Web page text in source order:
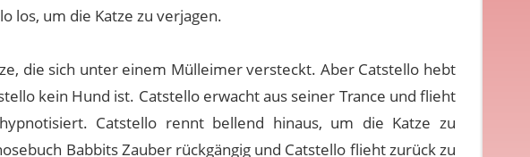
los, um die Katze zu verjagen.
die sich unter einem Mülleimer versteckt. Aber Catstello hebt
kein Hund ist. Catstello erwacht aus seiner Trance und flieht
Catstello rennt bellend hinaus, um die Katze zu
Babbits Zauber rückgängig und Catstello flieht zurück zu